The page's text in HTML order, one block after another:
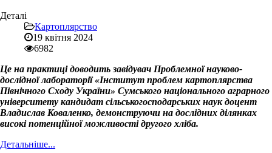
Деталі
Картоплярство
19 квітня 2024
6982
Це на практиці доводить завідувач Проблемної науково-
дослідної лабораторії «Інститут проблем картоплярства
Північного Сходу України» Сумського національного аграрного
університету кандидат сільськогосподарських наук доцент
Владислав Коваленко, демонструючи на дослідних ділянках
високі потенційної можливості другого хліба.
Детальніше...